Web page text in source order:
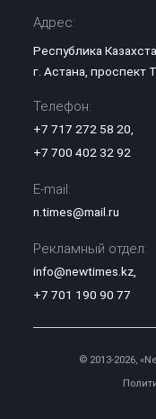
Адрес:
Республика
г. Астана, проспект
Телефон:
+7 717 272 58 20
+7 700 402 32 92
E-mail:
n.times@mail.ru
Рекламный отдел:
info@newtimes.kz,
+7 701 190 90 77
© 2013-2026,